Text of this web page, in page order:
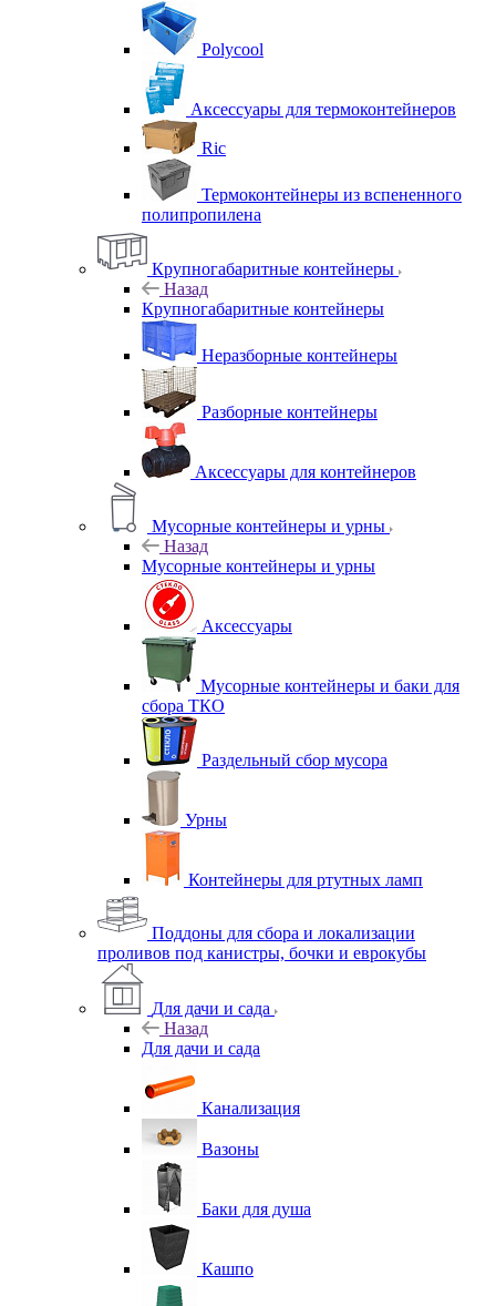
Polycool
Аксессуары для термоконтейнеров
Ric
Термоконтейнеры из вспененного
полипропилена
Крупногабаритные контейнеры
Назад
Крупногабаритные контейнеры
Неразборные контейнеры
Разборные контейнеры
Аксессуары для контейнеров
Мусорные контейнеры и урны
Назад
Мусорные контейнеры и урны
Аксессуары
Мусорные контейнеры и баки для
сбора ТКО
Раздельный сбор мусора
Урны
Контейнеры для ртутных ламп
Поддоны для сбора и локализации
проливов под канистры, бочки и еврокубы
Для дачи и сада
Назад
Для дачи и сада
Канализация
Вазоны
Баки для душа
Кашпо